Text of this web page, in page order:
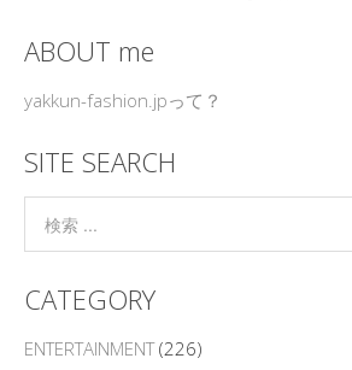
ABOUT me
yakkun-fashion.jpって？
SITE SEARCH
CATEGORY
ENTERTAINMENT(226)